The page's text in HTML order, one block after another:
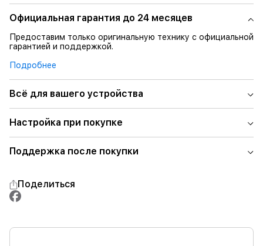
Официальная гарантия до 24 месяцев
Предоставим только оригинальную технику с официальной
гарантией и поддержкой.
Подробнее
Всё для вашего устройства
Настройка при покупке
Поддержка после покупки
Поделиться